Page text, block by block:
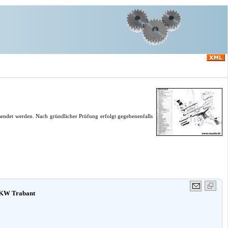
werden. Nach gründlicher Prüfung erfolgt gegebenenfalls
Trabant